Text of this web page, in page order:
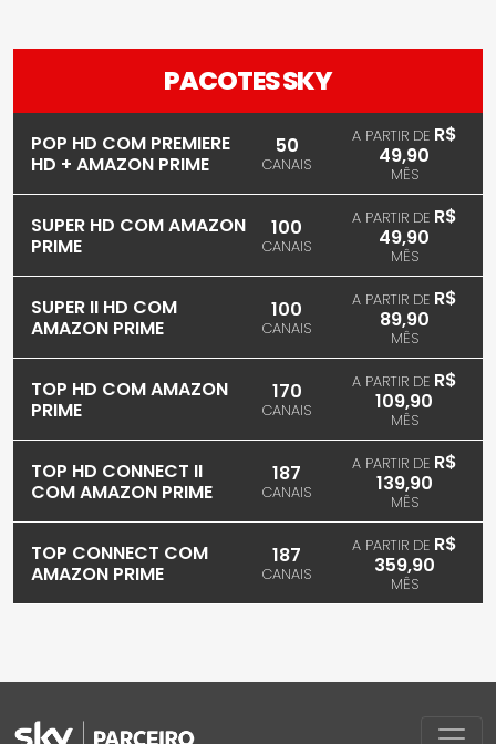
PACOTES SKY
POP HD COM PREMIERE
HD + AMAZON PRIME
50
CANAIS
A PARTIR DE R$
49,90
MÊS
SUPER HD COM AMAZON
PRIME
100
CANAIS
A PARTIR DE R$
49,90
MÊS
SUPER II HD COM
AMAZON PRIME
100
CANAIS
A PARTIR DE R$
89,90
MÊS
TOP HD COM AMAZON
PRIME
170
CANAIS
A PARTIR DE R$
109,90
MÊS
TOP HD CONNECT II
COM AMAZON PRIME
187
CANAIS
A PARTIR DE R$
139,90
MÊS
TOP CONNECT COM
AMAZON PRIME
187
CANAIS
A PARTIR DE R$
359,90
MÊS